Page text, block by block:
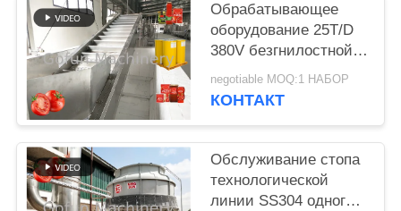
Обрабатывающее
оборудование 25T/D
380V безгнилостной
томатной пасты
сумки
negotiable MOQ:1 НАБОР
КОНТАКТ
Обслуживание стопа
технологической
линии SS304 одного